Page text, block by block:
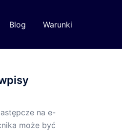
Blog Warunki
na e-
może być